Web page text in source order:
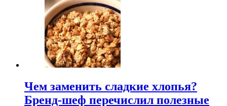
Чем заменить сладкие хлопья?
Бренд-шеф перечислил полезные